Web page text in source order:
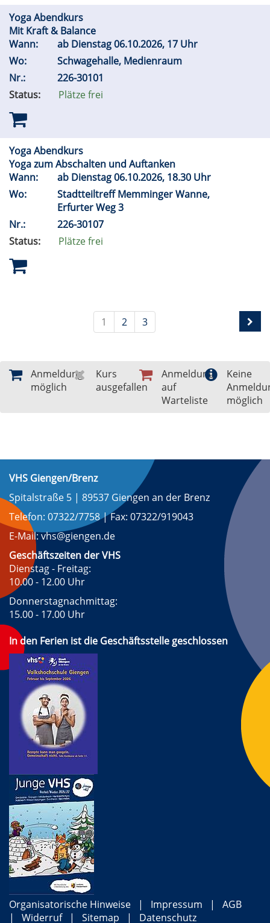
Yoga Abendkurs
Mit Kraft & Balance
Wann:
ab Dienstag 06.10.2026, 17 Uhr
Wo:
Schwagehalle, Medienraum
Nr.:
226-30101
Status:
Plätze frei
Yoga Abendkurs
Yoga zum Abschalten und Auftanken
Wann:
ab Dienstag 06.10.2026, 18.30 Uhr
Wo:
Stadtteiltreff Memminger Wanne,
Erfurter Weg 3
Nr.:
226-30107
Status:
Plätze frei
1 2 3
Anmeldung
möglich
Kurs
ausgefallen
Anmeldung
auf
Warteliste
Keine
möglich
VHS Giengen/Brenz
Spitalstraße 5 | 89537 Giengen an der Brenz
Telefon: 07322/7758 | Fax: 07322/919043
E-Mail: vhs@giengen.de
Geschäftszeiten der VHS
Dienstag - Freitag:
10.00 - 12.00 Uhr
Donnerstagnachmittag:
15.00 - 17.00 Uhr
In den Ferien ist die Geschäftsstelle geschlossen
Organisatorische Hinweise Impressum
AGB
Widerruf
Sitemap Datenschutz